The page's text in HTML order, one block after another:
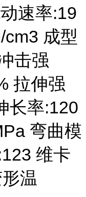
速率:19
成型
击强
拉伸强
长率:120
弯曲模
维卡
温